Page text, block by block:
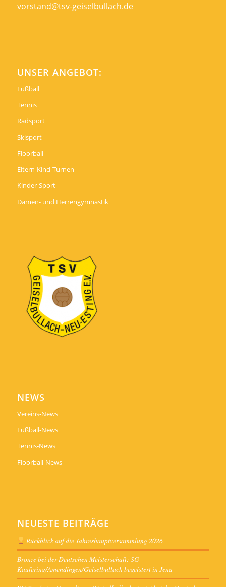
vorstand@tsv-geiselbullach.de
UNSER ANGEBOT:
Fußball
Tennis
Radsport
Skisport
Floorball
Eltern-Kind-Turnen
Kinder-Sport
Damen- und Herrengymnastik
NEWS
Vereins-News
Fußball-News
Tennis-News
Floorball-News
NEUESTE BEITRÄGE
Rückblick auf die Jahreshauptversammlung 2026
Bronze bei der Deutschen Meisterschaft: SG
Kaufering/Amendingen/Geiselbullach begeistert in Jena